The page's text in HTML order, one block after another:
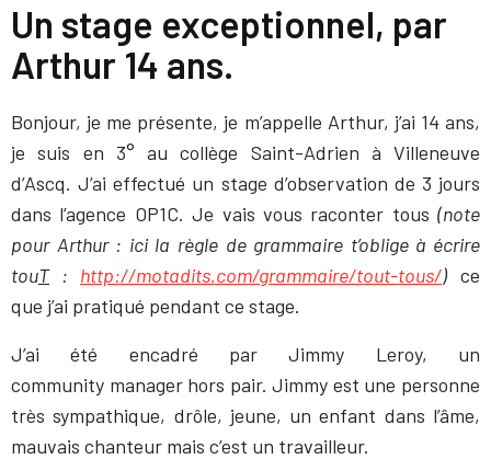
Un stage exceptionnel, par
Arthur 14 ans.
Bonjour, je me présente, je m’appelle Arthur, j’ai 14 ans,
je suis en 3° au collège Saint-Adrien à Villeneuve
d’Ascq. J’ai effectué un stage d’observation de 3 jours
dans l’agence OP1C. Je vais vous raconter tous (note
pour Arthur : ici la règle de grammaire t’oblige à écrire
touT: http://motadits.com/grammaire/tout-tous/)ce
que j’ai pratiqué pendant ce stage.
J’ai été encadré par Jimmy Leroy, un
community manager hors pair. Jimmy est une personne
très sympathique, drôle, jeune, un enfant dans l’âme,
mauvais chanteur mais c’est un travailleur.